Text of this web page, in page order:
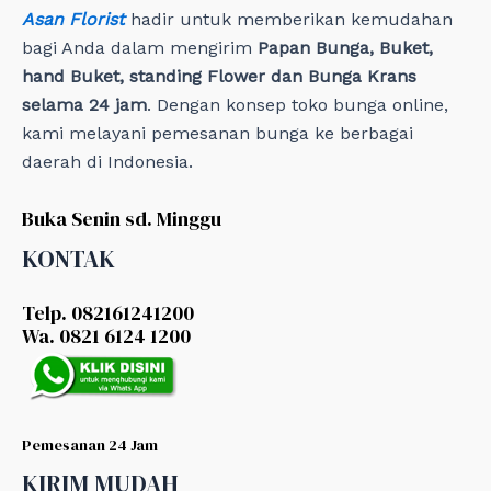
Asan Floristhadir untuk memberikan kemudahan
bagi Anda dalam mengirim Papan Bunga, Buket,
hand Buket, standing Flower dan Bunga Krans
selama 24 jam. Dengan konsep toko bunga online,
kami melayani pemesanan bunga ke berbagai
daerah di Indonesia.
Buka Senin sd. Minggu
KONTAK
Telp. 082161241200
Wa. 0821 6124 1200
Pemesanan 24 Jam
KIRIM MUDAH